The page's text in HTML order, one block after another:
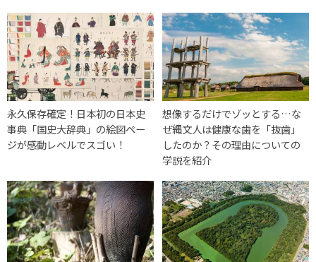
永久保存確定！日本初の日本史
事典「国史大辞典」の絵図ペー
ジが感動レベルでスゴい！
想像するだけでゾッとする…な
ぜ縄文人は健康な歯を「抜歯」
したのか？その理由についての
学説を紹介